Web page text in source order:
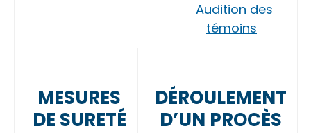
Audition des
témoins
MESURES
DE SURETÉ
DÉROULEMENT
D’UN PROCÈS